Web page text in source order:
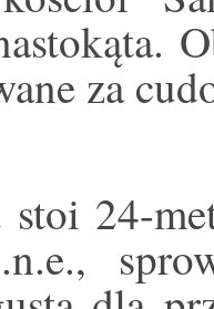
za
stoi 24-